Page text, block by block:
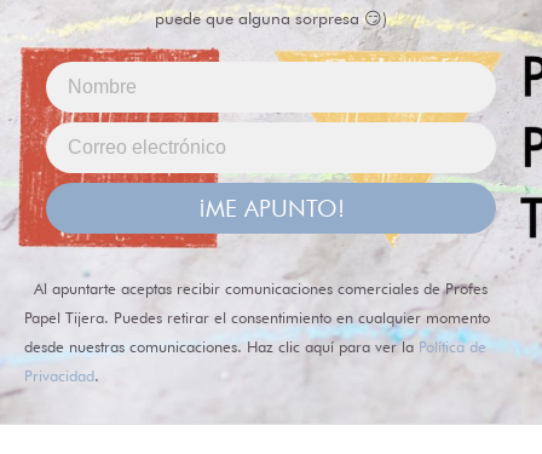
puede que alguna sorpresa 😏)
¡ME APUNTO!
Al apuntarte aceptas recibir comunicaciones comerciales de Profes
Papel Tijera. Puedes retirar el consentimiento en cualquier momento
desde nuestras comunicaciones. Haz clic aquí para ver la Política de
Privacidad.